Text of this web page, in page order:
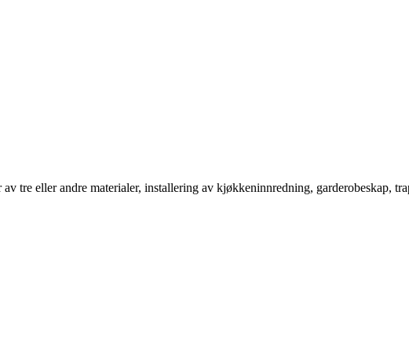
tre eller andre materialer, installering av kjøkkeninnredning, garderobeskap,